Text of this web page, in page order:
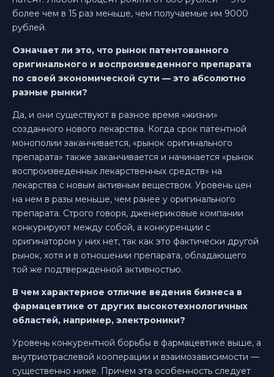
более чем в 15 раз меньше, чем получаемые им 9000
рублей.
Означает ли это, что рынок патентованного
оригинального и воспроизведенного препарата
по своей экономической сути — это абсолютно
разные рынки?
Да, и они существуют в разное время «жизни»
созданного нового лекарства. Когда срок патентной
монополии заканчивается, «рынок оригинального
препарата» также заканчивается и начинается «рынок
воспроизведенных лекарственных средств» на
лекарства с новым активным веществом. Уровень цен
на нем в разы меньше, чем ранее у оригинального
препарата. Строго говоря, дженериковые компании
конкурируют между собой, а конкуренции с
оригинатором у них нет, так как это фактически другой
рынок, хотя и в отношении препарата, обладающего
той же подтвержденной активностью.
В чем характерное отличие ведения бизнеса в
фармацевтике от других высокотехнологичных
областей, например, электроники?
Уровень конкурентной борьбы в фармацевтике выше, а
внутриотраслевой кооперации и взаимозависимости —
существенно ниже. Причем эта особенность следует